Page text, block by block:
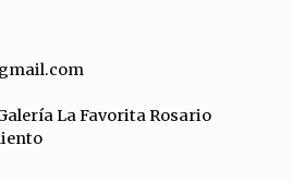
La Favorita Rosario